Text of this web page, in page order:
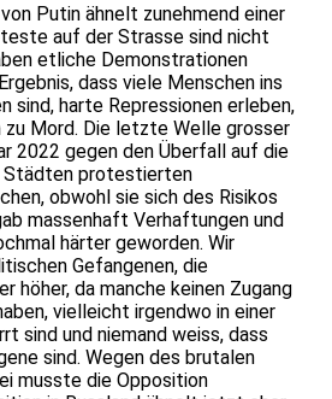
Putin ähnelt zunehmend einer
auf der Strasse sind nicht
etliche Demonstrationen
dass viele Menschen ins
sind, harte Repressionen erleben,
Mord. Die letzte Welle grosser
2022 gegen den Überfall auf die
Städten protestierten
obwohl sie sich des Risikos
massenhaft Verhaftungen und
härter geworden. Wir
Gefangenen, die
höher, da manche keinen Zugang
vielleicht irgendwo in einer
sind und niemand weiss, dass
sind. Wegen des brutalen
musste die Opposition